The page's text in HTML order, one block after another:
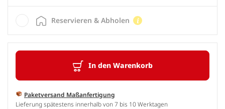
In den Warenkorb
Paketversand Maßanfertigung
Lieferung spätestens innerhalb von 7 bis 10 Werktagen
Reservieren & Abholen